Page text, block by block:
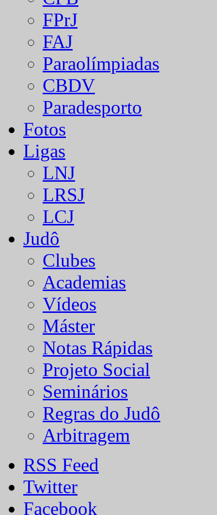
FPrJ
FAJ
Paraolímpiadas
CBDV
Paradesporto
Fotos
Ligas
LNJ
LRSJ
LCJ
Judô
Clubes
Academias
Vídeos
Máster
Notas Rápidas
Projeto Social
Seminários
Regras do Judô
Arbitragem
RSS Feed
Twitter
Facebook